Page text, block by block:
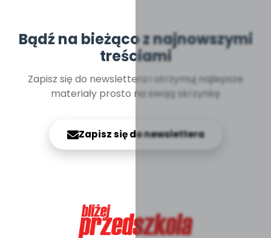
Bądź na bieżąco z najnowszymi
treściami
Zapisz się do newslettera i otrzymuj najlepsze
materiały prosto na swoją skrzynkę
Zapisz się do newslettera